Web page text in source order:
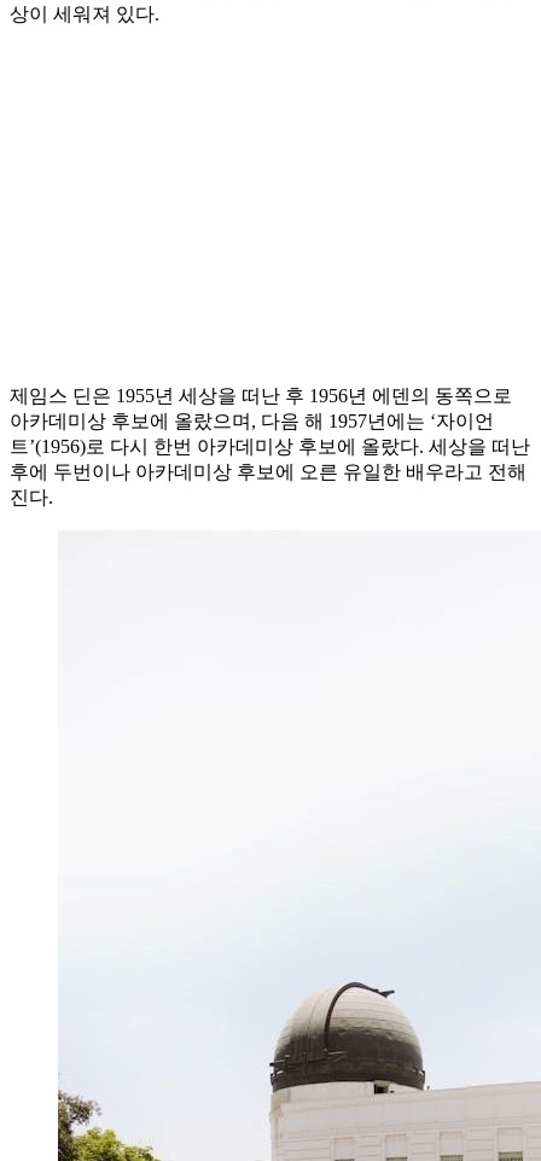
상이 세워져 있다.
제임스 딘은 1955년 세상을 떠난 후 1956년 에덴의 동쪽으로
아카데미상 후보에 올랐으며, 다음 해 1957년에는 ‘자이언
트’(1956)로 다시 한번 아카데미상 후보에 올랐다. 세상을 떠난
후에 두번이나 아카데미상 후보에 오른 유일한 배우라고 전해
진다.